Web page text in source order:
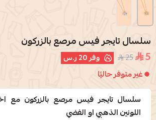
سلسال تايجر فيس مرصع بالزركون
5
25 وفر20 ر.س
غير متوفر حاليًا
سلسال تايجر فيس مرصع بالزركون مع
اللونين الذهبي او الفضي